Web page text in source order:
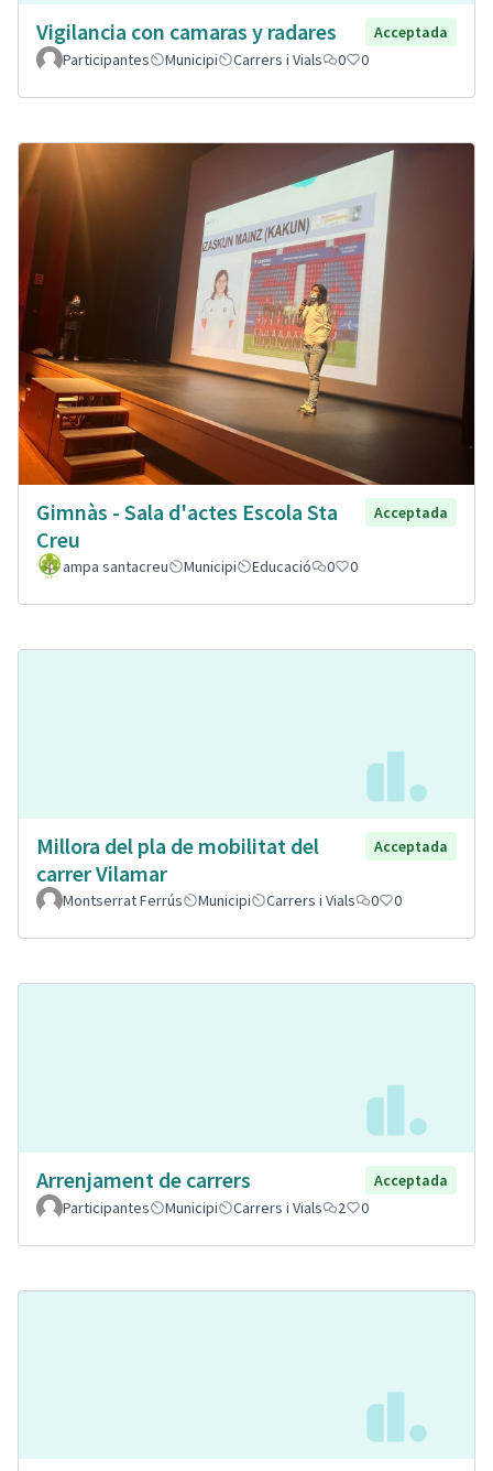
Vigilancia con camaras y radares
Acceptada
Participantes
Municipi Carrers i Vials 0 0
Gimnàs - Sala d'actes Escola Sta
Creu
Acceptada
ampa santacreu Municipi Educació 0 0
Millora del pla de mobilitat del
carrer Vilamar
Acceptada
Montserrat Ferrús Municipi Carrers i Vials 0 0
Arrenjament de carrers
Acceptada
Participantes
Municipi Carrers i Vials 2 0